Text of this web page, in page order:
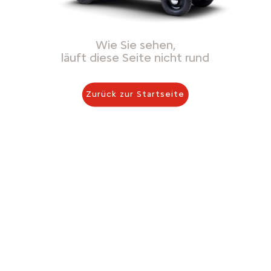
Wie Sie sehen,
läuft diese Seite nicht rund
Zurück zur Startseite